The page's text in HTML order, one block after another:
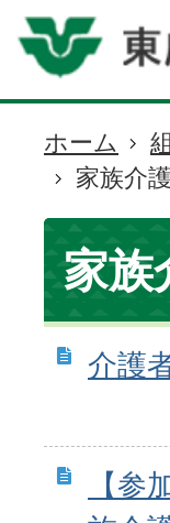
現
在
の
位
置
ホーム
家族介
家族
介護
【参